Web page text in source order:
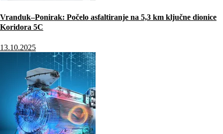
Vranduk–Ponirak: Počelo asfaltiranje na 5,3 km ključne dionice
Koridora 5C
13.10.2025